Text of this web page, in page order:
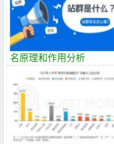
名原理和作用分析